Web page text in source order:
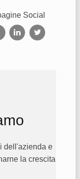
Social
dell'azienda e
la crescita